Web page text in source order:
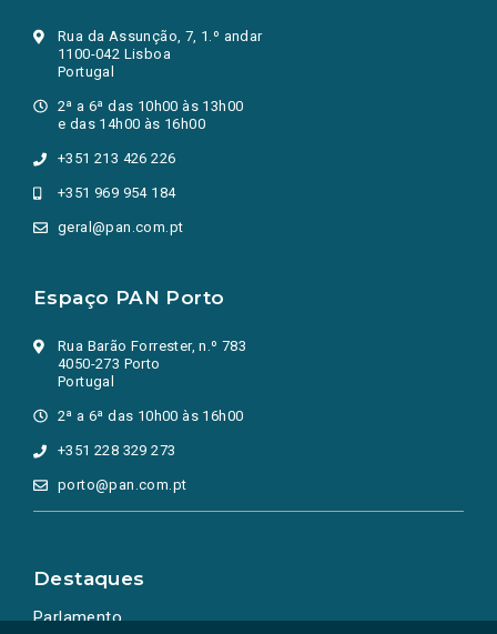
Rua da Assunção, 7, 1.º andar
1100-042 Lisboa
Portugal
2ª a 6ª das 10h00 às 13h00
e das 14h00 às 16h00
+351 213 426 226
+351 969 954 184
geral@pan.com.pt
Espaço PAN Porto
Rua Barão Forrester, n.º 783
4050-273 Porto
Portugal
2ª a 6ª das 10h00 às 16h00
+351 228 329 273
porto@pan.com.pt
Destaques
Parlamento